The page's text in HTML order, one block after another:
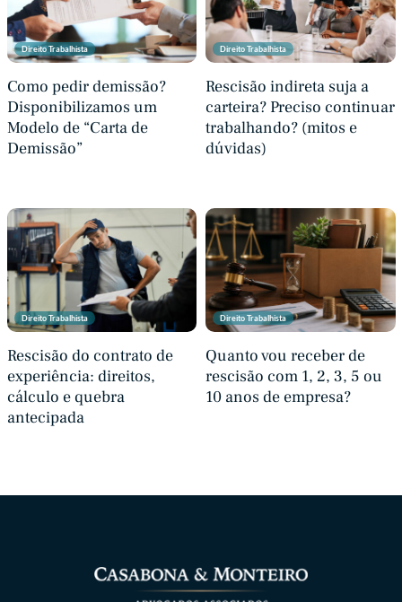
Direito Trabalhista
Como pedir demissão?
Disponibilizamos um
Modelo de “Carta de
Demissão”
Direito Trabalhista
Rescisão indireta suja a
carteira? Preciso continuar
trabalhando? (mitos e
dúvidas)
Direito Trabalhista
Rescisão do contrato de
experiência: direitos,
cálculo e quebra
antecipada
Direito Trabalhista
Quanto vou receber de
rescisão com 1, 2, 3, 5 ou
10 anos de empresa?